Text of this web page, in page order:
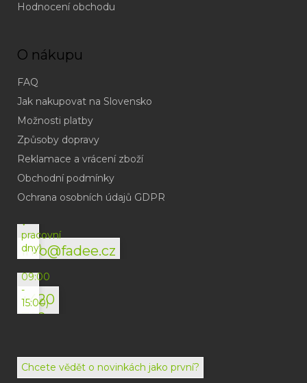
Hodnocení obchodu
O nákupu
FAQ
Jak nakupovat na Slovensko
Možnosti platby
Způsoby dopravy
Reklamace a vrácení zboží
Obchodní podmínky
Ochrana osobních údajů GDPR
info@fadee.cz
(odpověď
do
v
pracovní
dny)
+420
792
072
(Po-
09:00
-
15:00)
Chcete vědět o novinkách jako první?